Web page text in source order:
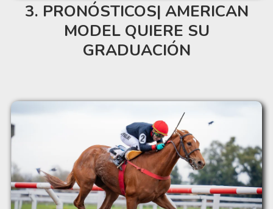
PRONÓSTICOS| AMERICAN
MODEL QUIERE SU
GRADUACIÓN